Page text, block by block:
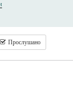
Прослушано